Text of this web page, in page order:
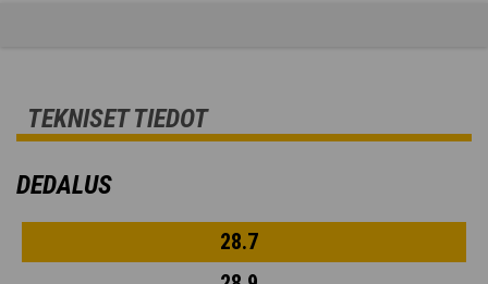
TEKNISET TIEDOT
DEDALUS
28.7